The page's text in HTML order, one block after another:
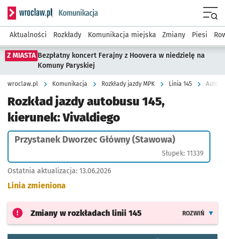
Serwis informacyjny wroclaw.pl podserwis: Komunikacja
Aktualności Rozkłady Komunikacja miejska Zmiany Piesi
Z MIASTA Bezpłatny koncert Ferajny z Hoovera w niedzielę na
Komuny Paryskiej
wroclaw.pl Komunikacja Rozkłady jazdy MPK Linia 145
Rozkład jazdy autobusu 145,
kierunek: Vivaldiego
Przystanek Dworzec Główny (Stawowa)
Słupek: 11339
Ostatnia aktualizacja: 13.06.2026
Linia zmieniona
Zmiany w rozkładach linii 145 ROZWIŃ